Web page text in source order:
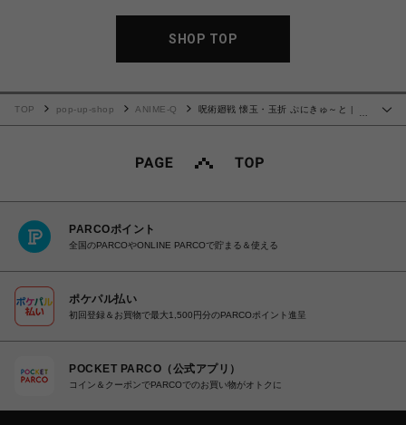
SHOP TOP
TOP pop-up-shop ANIME-Q
呪術廻戦 懐玉・玉折 ぷにきゅ～と | コ
PARCOポイント
全国のPARCOやONLINE PARCOで貯まる＆使える
ポケパル払い
初回登録＆お買物で最大1,500円分のPARCOポイント進呈
POCKET PARCO（公式アプリ）
コイン＆クーポンでPARCOでのお買い物がオトクに